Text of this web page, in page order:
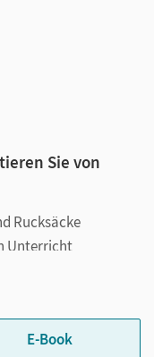
Sie von
Rucksäcke
Unterricht
Lehren und
E-Book